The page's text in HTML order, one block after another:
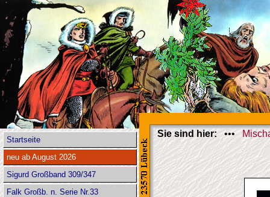
Startseite
neu ab August 2026
Sigurd Großband 309/347
Falk Großb. n. Serie Nr.33
Sie sind hier:•••